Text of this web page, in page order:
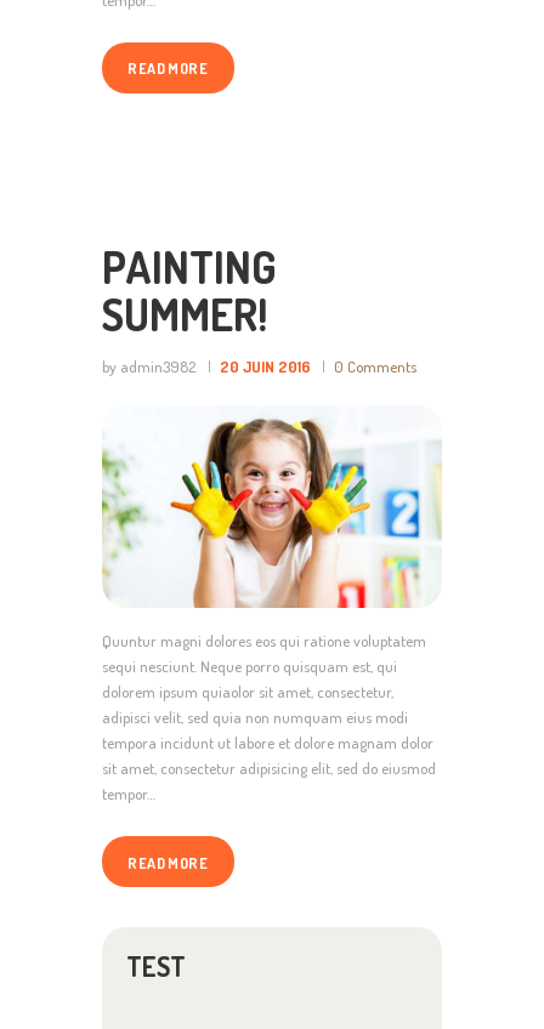
READ MORE
PAINTING
SUMMER!
by admin3982 20 JUIN 2016 0 Comments
Quuntur magni dolores eos qui ratione voluptatem
sequi nesciunt. Neque porro quisquam est, qui
dolorem ipsum quiaolor sit amet, consectetur,
adipisci velit, sed quia non numquam eius modi
tempora incidunt ut labore et dolore magnam dolor
sit amet, consectetur adipisicing elit, sed do eiusmod
tempor…
READ MORE
TEST